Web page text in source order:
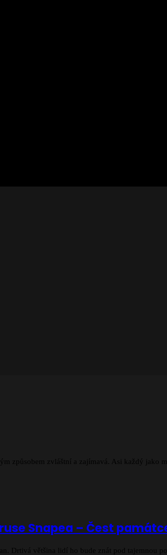
způsobem zvláštní a zajímavá. Asi každý jako
Snapea – Čest
Drtivá většina lidí ho bude znát pod tajemnou